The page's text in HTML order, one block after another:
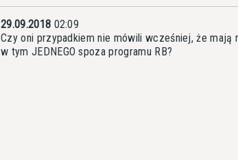
29.09.2018 02:09
Czy oni przypadkiem nie mówili wcześniej, że mają
w tym JEDNEGO spoza programu RB?